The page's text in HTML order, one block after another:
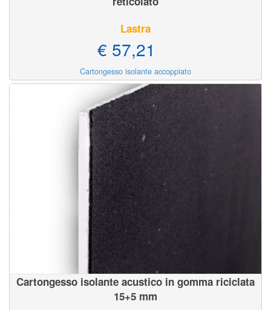
Lastra
€ 57,21
Cartongesso isolante accoppiato
Cartongesso isolante acustico in gomma riciclata
15+5 mm